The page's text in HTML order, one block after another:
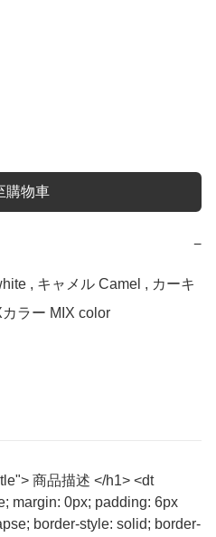
購物車
−
, キャメル Camel , カーキ
ラー MIX color
商品描述 </h1> <dt
margin: 0px; padding: 6px
border-style: solid; border-